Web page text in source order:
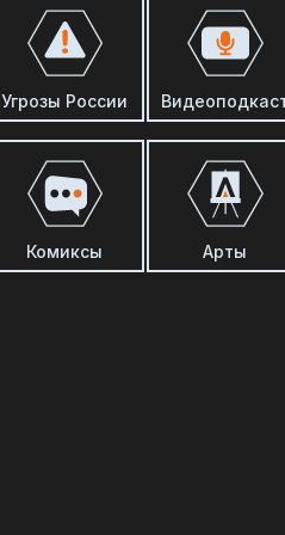
Угрозы России
Комиксы Арты